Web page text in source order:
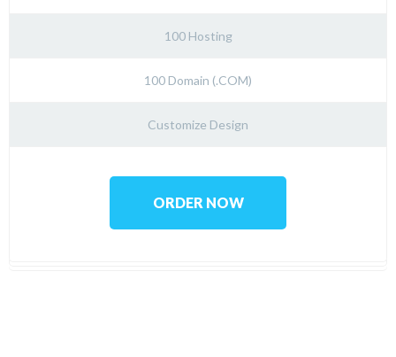
100 Hosting
100 Domain (.COM)
Customize Design
ORDER NOW